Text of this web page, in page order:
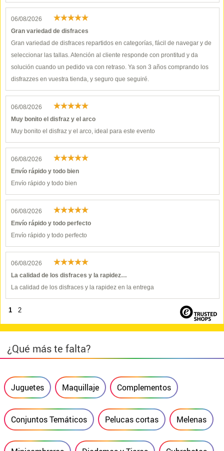
06/08/2026
Gran variedad de disfraces
Gran variedad de disfraces repartidos en categorías, fácil de navegar y de
seleccionar las tallas. Atención al cliente responde con prontitud y da
solución cuando un pedido va con retraso. Ya son 3 años comprando los
disfrazzes en vuestra tienda, y seguro que seguiré.
06/08/2026
Muy bonito el disfraz y el arco
Muy bonito el disfraz y el arco, ideal para este evento
06/08/2026
Envío rápido y todo bien
Envío rápido y todo bien
06/08/2026
Envío rápido y todo perfecto
Envío rápido y todo perfecto
06/08/2026
La calidad de los disfraces y la rapidez…
La calidad de los disfraces y la rapidez en la entrega
1 2
¿Qué más te falta?
Juguetes Maquillaje Complementos
Conjuntos Temáticos Pelucas cortas Melenas